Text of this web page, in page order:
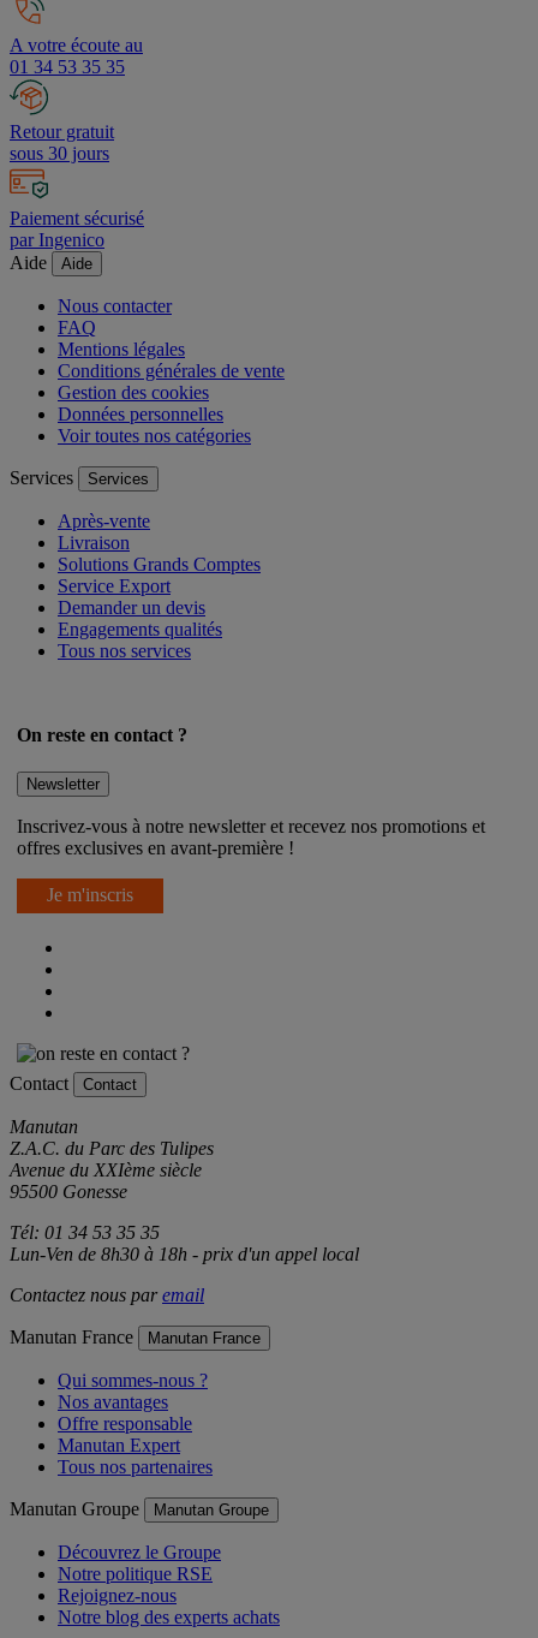
A votre écoute au
01 34 53 35 35
Retour gratuit
sous 30 jours
Paiement sécurisé
par Ingenico
Aide
Aide
Nous contacter
FAQ
Mentions légales
Conditions générales de vente
Gestion des cookies
Données personnelles
Voir toutes nos catégories
Services Services
Après-vente
Livraison
Solutions Grands Comptes
Service Export
Demander un devis
Engagements qualités
Tous nos services
On reste en contact ?
Newsletter
Inscrivez-vous à notre newsletter et recevez nos promotions et
offres exclusives en avant-première !
Je m'inscris
Contact Contact
Manutan
Z.A.C. du Parc des Tulipes
Avenue du XXIème siècle
95500 Gonesse
Tél: 01 34 53 35 35
Lun-Ven de 8h30 à 18h - prix d'un appel local
Contactez nous paremail
Manutan France Manutan France
Qui sommes-nous ?
Nos avantages
Offre responsable
Manutan Expert
Tous nos partenaires
Manutan Groupe Manutan Groupe
Découvrez le Groupe
Notre politique RSE
Rejoignez-nous
Notre blog des experts achats